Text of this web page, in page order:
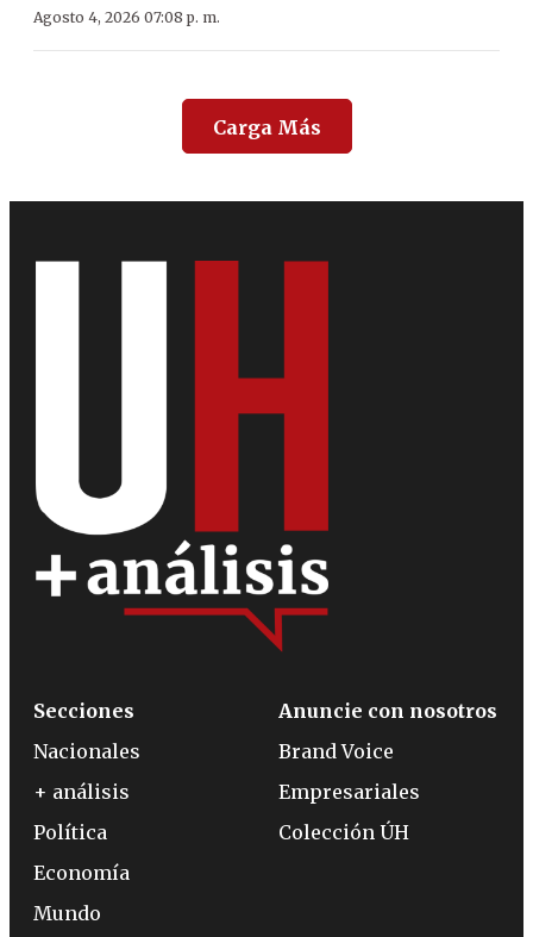
Agosto 4, 2026 07:08 p. m.
Carga Más
Secciones
Nacionales
+ análisis
Política
Economía
Mundo
Anuncie con nosotros
Brand Voice
Empresariales
Colección ÚH